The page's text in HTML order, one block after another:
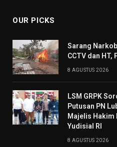
OUR PICKS
Sarang
CCTV dan HT,
8 AGUSTUS 2026
LSM GRPK
Putusan PN
Majelis Hakim
Yudisial RI
8 AGUSTUS 2026